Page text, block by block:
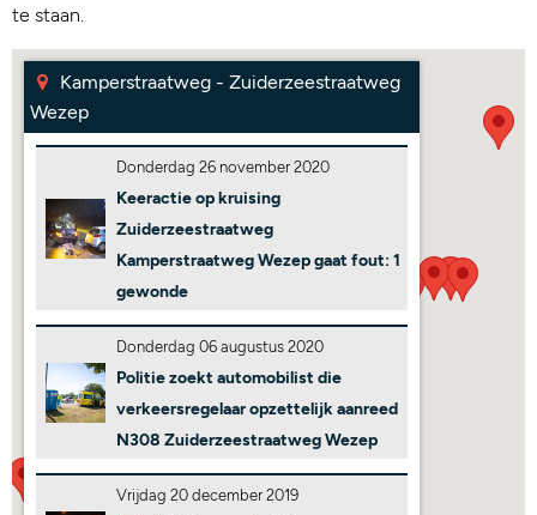
te staan.
Kamperstraatweg - Zuiderzeestraatweg
Wezep
Donderdag 26 november 2020
Keeractie op kruising
Zuiderzeestraatweg
Kamperstraatweg Wezep gaat fout: 1
gewonde
Donderdag 06 augustus 2020
Politie zoekt automobilist die
verkeersregelaar opzettelijk aanreed
N308 Zuiderzeestraatweg Wezep
Vrijdag 20 december 2019